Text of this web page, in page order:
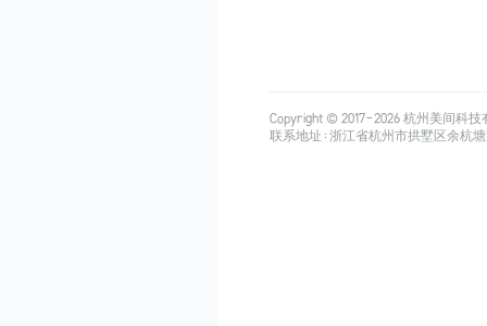
Copyright © 2017-2026杭州美间科技
联系地址：浙江省杭州市拱墅区余杭